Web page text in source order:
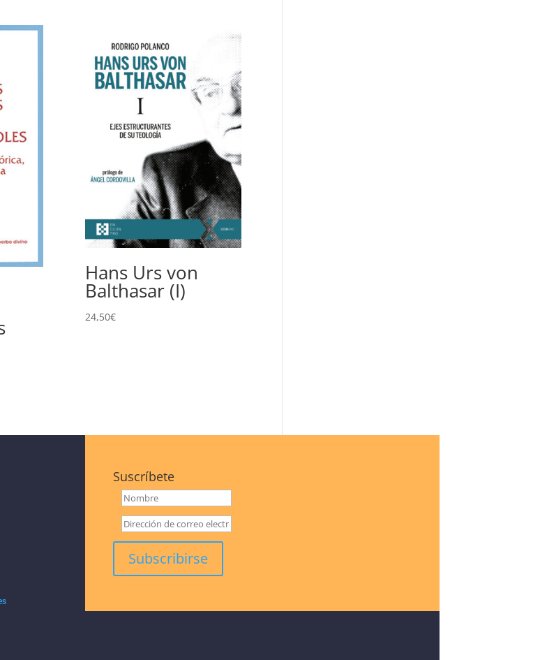
Hans Urs von
Balthasar (I)
24,50€
Suscríbete